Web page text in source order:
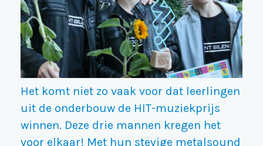
Het komt niet zo vaak voor dat leerlingen
uit de onderbouw de HIT-muziekprijs
winnen. Deze drie mannen kregen het
voor elkaar! Met hun stevige metalsound